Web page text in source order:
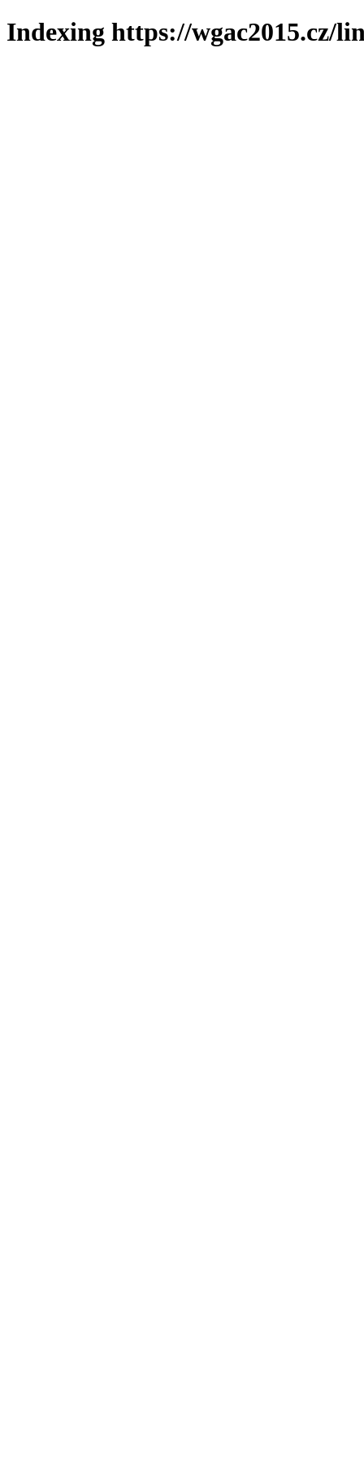
Indexing https://wgac2015.cz/